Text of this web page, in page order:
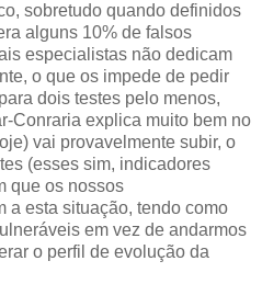
sobretudo quando definidos
alguns 10% de falsos
especialistas não dedicam
o que os impede de pedir
dois testes pelo menos,
Conraria explica muito bem no
vai provavelmente subir, o
(esses sim, indicadores
que os nossos
a esta situação, tendo como
em vez de andarmos
o perfil de evolução da